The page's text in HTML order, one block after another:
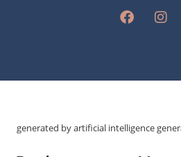
generated by artificial intelligence